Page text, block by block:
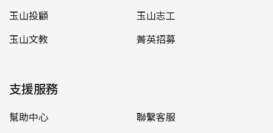
玉山投顧
玉山志工
玉山文教
菁英招募
支援服務
幫助中心
聯繫客服